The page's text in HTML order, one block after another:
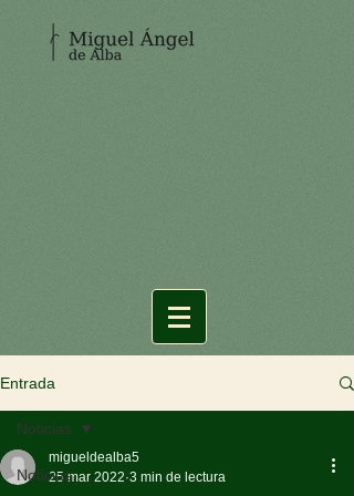
Entrada
Noticias
Noticias
migueldealba5
25 mar 2022 3 min de lectura